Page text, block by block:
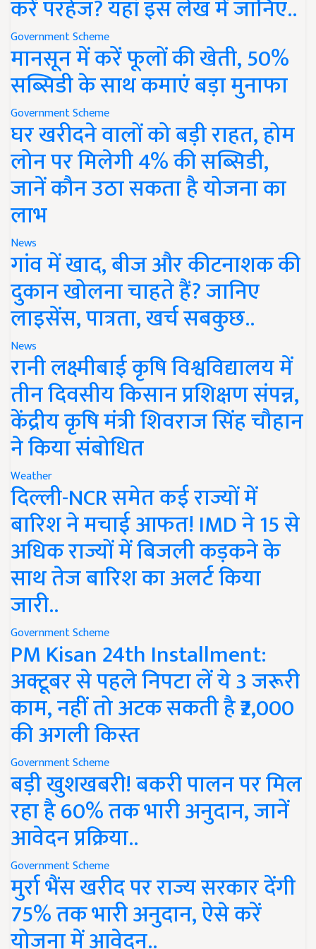
करें परहेज? यहां इस लेख में जानिए..
Government Scheme
मानसून में करें फूलों की खेती, 50%
सब्सिडी के साथ कमाएं बड़ा मुनाफा
Government Scheme
घर खरीदने वालों को बड़ी राहत, होम
लोन पर मिलेगी 4% की सब्सिडी,
जानें कौन उठा सकता है योजना का
लाभ
News
गांव में खाद, बीज और कीटनाशक की
दुकान खोलना चाहते हैं? जानिए
लाइसेंस, पात्रता, खर्च सबकुछ..
News
रानी लक्ष्मीबाई कृषि विश्वविद्यालय में
तीन दिवसीय किसान प्रशिक्षण संपन्न,
केंद्रीय कृषि मंत्री शिवराज सिंह चौहान
ने किया संबोधित
Weather
दिल्ली-NCR समेत कई राज्यों में
बारिश ने मचाई आफत! IMD ने 15 से
अधिक राज्यों में बिजली कड़कने के
साथ तेज बारिश का अलर्ट किया
जारी..
Government Scheme
PM Kisan 24th Installment:
अक्टूबर से पहले निपटा लें ये 3 जरूरी
काम, नहीं तो अटक सकती है ₹2,000
की अगली किस्त
Government Scheme
बड़ी खुशखबरी! बकरी पालन पर मिल
रहा है 60% तक भारी अनुदान, जानें
आवेदन प्रक्रिया..
Government Scheme
मुर्रा भैंस खरीद पर राज्य सरकार देंगी
75% तक भारी अनुदान, ऐसे करें
योजना में आवेदन..